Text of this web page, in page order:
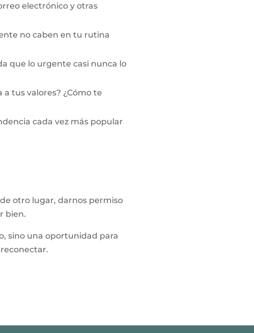
electrónico y otras
no caben en tu rutina
que lo urgente casi nunca lo
tus valores? ¿Cómo te
cada vez más popular
otro lugar, darnos permiso
bien.
sino una oportunidad para